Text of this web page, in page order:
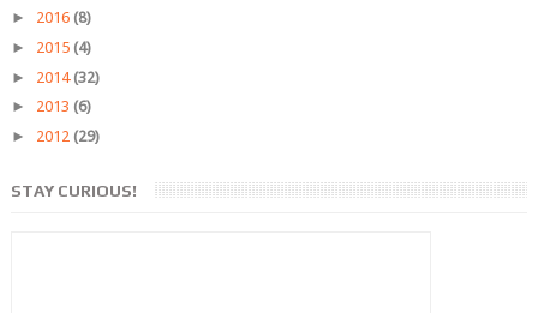
► 2016 (8)
► 2015 (4)
► 2014 (32)
► 2013 (6)
► 2012 (29)
STAY CURIOUS!